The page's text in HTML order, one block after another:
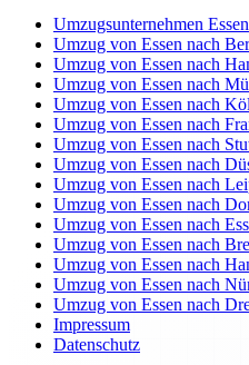
Umzugsunternehmen Essen
Umzug von Essen nach
Umzug von Essen nach
Umzug von Essen nach
Umzug von Essen nach
Umzug von Essen nach
Umzug von Essen nach
Umzug von Essen nach
Umzug von Essen nach
Umzug von Essen nach
Umzug von Essen nach
Umzug von Essen nach
Umzug von Essen nach
Umzug von Essen nach
Umzug von Essen nach
Impressum
Datenschutz